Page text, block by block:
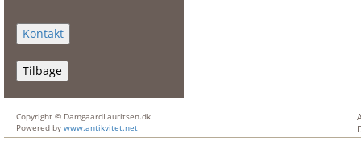
Tilbage
Copyright © DamgaardLauritsen.dk
Powered by www.antikvitet.net